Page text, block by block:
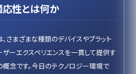
性とは何か
さまざまな種類のデバイスやプラット
ザーエクスペリエンスを一貫して提供す
念です。今日のテクノロジー環境で